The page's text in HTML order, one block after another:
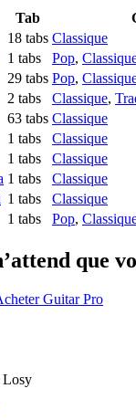
Tab
18 tabs Classique
1 tabs Pop,
29 tabs Pop,
2 tabs Classique,
63 tabs Classique
1 tabs
Classique
1 tabs
Classique
1 tabs
Classique
1 tabs
Classique
1 tabs Pop,
que
Guitar Pro
Losy